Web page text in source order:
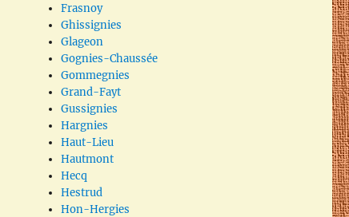
Frasnoy
Ghissignies
Glageon
Gognies-Chaussée
Gommegnies
Grand-Fayt
Gussignies
Hargnies
Haut-Lieu
Hautmont
Hecq
Hestrud
Hon-Hergies